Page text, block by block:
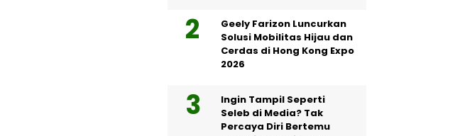
Geely Farizon Luncurkan
Solusi Mobilitas Hijau dan
Cerdas di Hong Kong Expo
2026
Ingin Tampil Seperti
Seleb di Media? Tak
Percaya Diri Bertemu